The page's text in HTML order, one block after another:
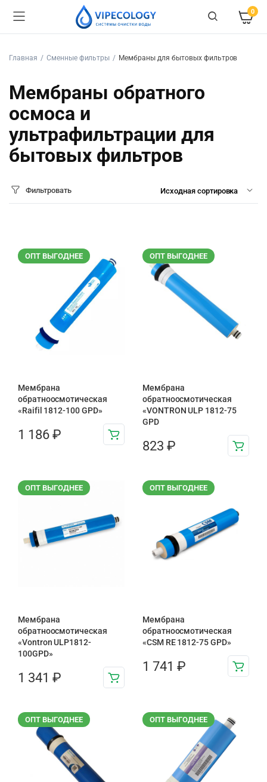
0
Главная Сменные фильтры Мембраны для бытовых фильтров
Мембраны обратного
осмоса и
ультрафильтрации для
бытовых фильтров
Фильтровать
ОПТ ВЫГОДНЕЕ
Мембрана
обратноосмотическая
«Raifil 1812-100 GPD»
1 186 ₽
ОПТ ВЫГОДНЕЕ
Мембрана
обратноосмотическая
«VONTRON ULP 1812-75
GPD
823 ₽
ОПТ ВЫГОДНЕЕ
Мембрана
обратноосмотическая
«Vontron ULP1812-
100GPD»
1 341 ₽
ОПТ ВЫГОДНЕЕ
Мембрана
обратноосмотическая
«CSM RE 1812-75 GPD»
1 741 ₽
ОПТ ВЫГОДНЕЕ ОПТ ВЫГОДНЕЕ